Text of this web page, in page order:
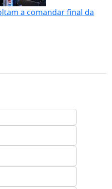
a comandar final da